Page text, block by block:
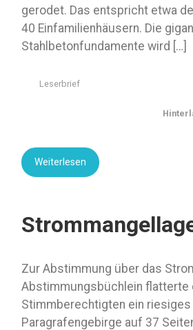
gerodet. Das entspricht etwa
40 Einfamilienhäusern. Die
Stahlbetonfundamente wird […]
Leserbrief
Weiterlesen
Zur Abstimmung über das
Abstimmungsbüchlein flatterte
Stimmberechtigten ein riesiges
Paragrafengebirge auf 37